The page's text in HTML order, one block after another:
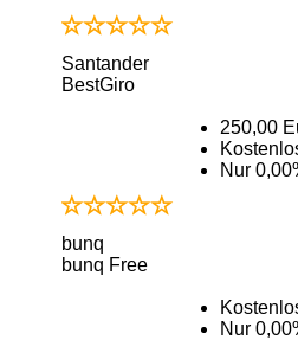
Santander
BestGiro
250,00
Nur
bunq
bunq Free
Nur